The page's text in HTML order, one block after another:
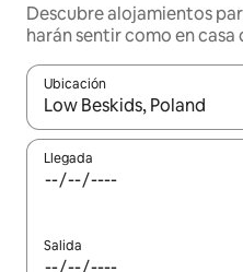
Descubre alojamientos
harán sentir como en casa
Ubicación
Cuando los resultados
Llegada
Salida